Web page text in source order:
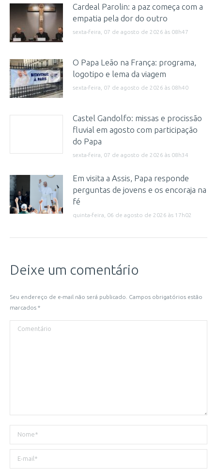
Cardeal Parolin: a paz começa com a
empatia pela dor do outro
sexta-feira, 07 de agosto de 2026 às 08h47
O Papa Leão na França: programa,
logotipo e lema da viagem
sexta-feira, 07 de agosto de 2026 às 08h40
Castel Gandolfo: missas e procissão
fluvial em agosto com participação
do Papa
sexta-feira, 07 de agosto de 2026 às 08h34
Em visita a Assis, Papa responde
perguntas de jovens e os encoraja na
fé
quinta-feira, 06 de agosto de 2026 às 17h02
Deixe um comentário
Seu endereço de e-mail não será publicado. Campos obrigatórios estão
marcados *
Comentário
Nome *
E-mail *